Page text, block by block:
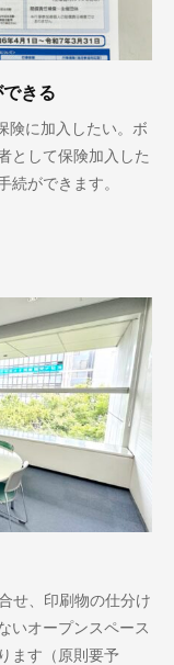
きる
険に加入したい。ボ
として保険加入した
続ができます。
せ、印刷物の仕分け
いオープンスペース
ます（原則要予